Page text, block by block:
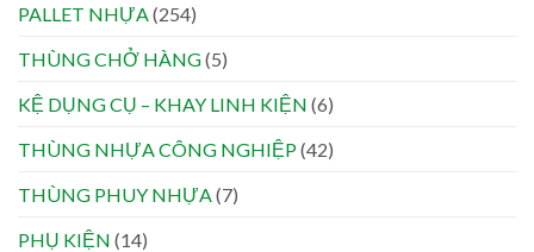
PALLET NHỰA (254)
THÙNG CHỞ HÀNG(5)
KỆ DỤNG CỤ – KHAY LINH KIỆN (6)
THÙNG NHỰA CÔNG NGHIỆP(42)
THÙNG PHUY NHỰA (7)
PHỤ KIỆN (14)